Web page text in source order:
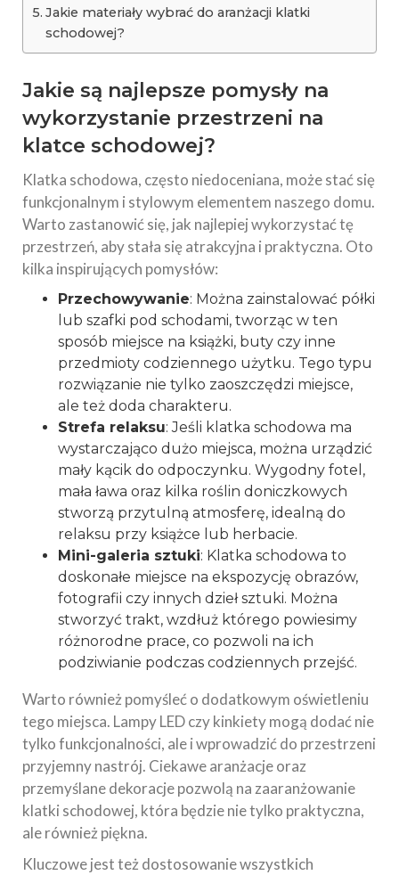
Jakie materiały wybrać do aranżacji klatki
schodowej?
Jakie są najlepsze pomysły na
wykorzystanie przestrzeni na
klatce schodowej?
Klatka schodowa, często niedoceniana, może stać się
funkcjonalnym i stylowym elementem naszego domu.
Warto zastanowić się, jak najlepiej wykorzystać tę
przestrzeń, aby stała się atrakcyjna i praktyczna. Oto
kilka inspirujących pomysłów:
Przechowywanie: Można zainstalować półki
lub szafki pod schodami, tworząc w ten
sposób miejsce na książki, buty czy inne
przedmioty codziennego użytku. Tego typu
rozwiązanie nie tylko zaoszczędzi miejsce,
ale też doda charakteru.
Strefa relaksu: Jeśli klatka schodowa ma
wystarczająco dużo miejsca, można urządzić
mały kącik do odpoczynku. Wygodny fotel,
mała ława oraz kilka roślin doniczkowych
stworzą przytulną atmosferę, idealną do
relaksu przy książce lub herbacie.
Mini-galeria sztuki: Klatka schodowa to
doskonałe miejsce na ekspozycję obrazów,
fotografii czy innych dzieł sztuki. Można
stworzyć trakt, wzdłuż którego powiesimy
różnorodne prace, co pozwoli na ich
podziwianie podczas codziennych przejść.
Warto również pomyśleć o dodatkowym oświetleniu
tego miejsca. Lampy LED czy kinkiety mogą dodać nie
tylko funkcjonalności, ale i wprowadzić do przestrzeni
przyjemny nastrój. Ciekawe aranżacje oraz
przemyślane dekoracje pozwolą na zaaranżowanie
klatki schodowej, która będzie nie tylko praktyczna,
ale również piękna.
Kluczowe jest też dostosowanie wszystkich